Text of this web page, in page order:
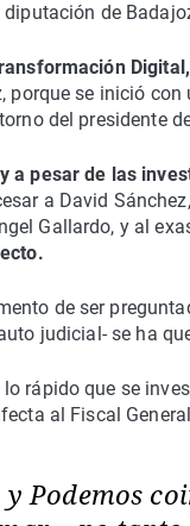
de
porque se inició
del presidente
a pesar de las
a David
Gallardo, y al
de ser
judicial- se ha
lo rápido que se
al Fiscal
y Podemos